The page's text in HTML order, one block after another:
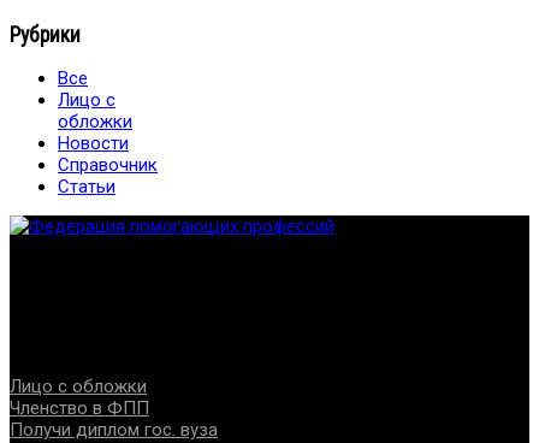
Рубрики
Все
Лицо с
обложки
Новости
Справочник
Статьи
Лицо с обложки
Членство в ФПП
Получи диплом гос. вуза